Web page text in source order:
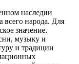
наследии
всего народа. Для
значение.
музыку и
и традиции